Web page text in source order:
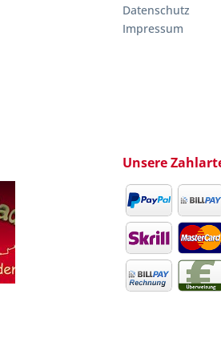
Datenschutz
Impressum
Unsere